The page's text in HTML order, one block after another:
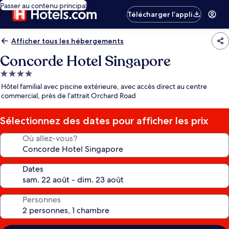
Passer au contenu principal
Télécharger l’appli
Afficher tous les hébergements
Concorde Hotel Singapore
Hébergement
4.0 étoiles
Hôtel familial avec piscine extérieure, avec accès direct au centre
commercial, près de l’attrait Orchard Road
Sélectionnez des dates pour afficher les prix
Où allez-vous?
Dates
Personnes